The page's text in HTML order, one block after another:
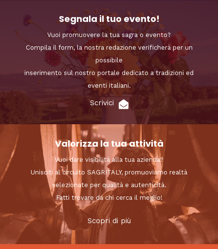
Segnala il tuo evento!
Vuoi promuovere la tua sagra o evento?
Compila il form, la nostra redazione verificherà per un
possibile
inserimento sul nostro portale dedicato a tradizioni ed
eventi italiani.
Scrivici
Valorizza la tua attività
Vuoi dare visibilità alla tua azienda?
Unisciti al circuito SAGRITALY, promuoviamo realtà
selezionate per qualità e autenticità.
Fatti trovare da chi cerca il meglio!
Scopri di più